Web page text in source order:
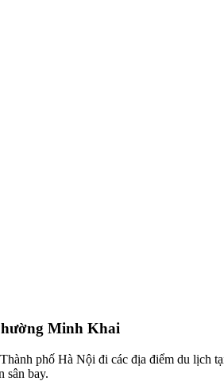
Minh Khai
phố Hà Nội đi các địa điểm du lịch
sân bay.